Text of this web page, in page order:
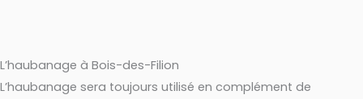
L’haubanage à Bois-des-Filion
L’haubanage sera toujours utilisé en complément de